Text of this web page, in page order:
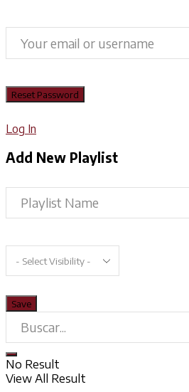
Log In
Add New Playlist
No Result
View All Result